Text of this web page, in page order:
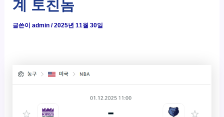
계 토친놈
글쓴이admin/2025년 11월 30일